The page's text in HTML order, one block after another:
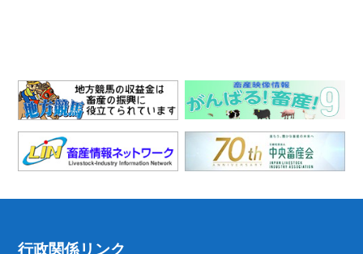
行政関係リンク